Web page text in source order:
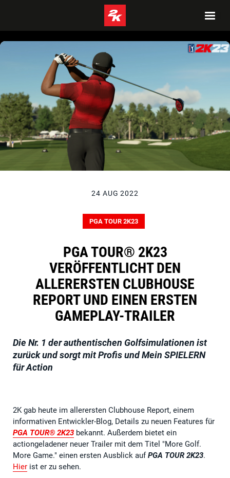
24 AUG 2022
PGA TOUR 2K23
PGA TOUR® 2K23
VERÖFFENTLICHT DEN
ALLERERSTEN CLUBHOUSE
REPORT UND EINEN ERSTEN
GAMEPLAY-TRAILER
Die Nr. 1 der authentischen Golfsimulationen ist
zurück und sorgt mit Profis und Mein SPIELERN
für Action
2K gab heute im allerersten Clubhouse Report, einem
informativen Entwickler-Blog, Details zu neuen Features für
PGA TOUR® 2K23 bekannt. Außerdem bietet ein
actiongeladener neuer Trailer mit dem Titel "More Golf.
More Game." einen ersten Ausblick aufPGA TOUR 2K23.
Hier ist er zu sehen.